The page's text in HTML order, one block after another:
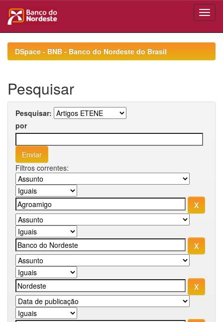
navigationDSpace - BNB - Banco do Nordeste do Brasil
Pesquisar
Pesquisar:
por
Filtros correntes: